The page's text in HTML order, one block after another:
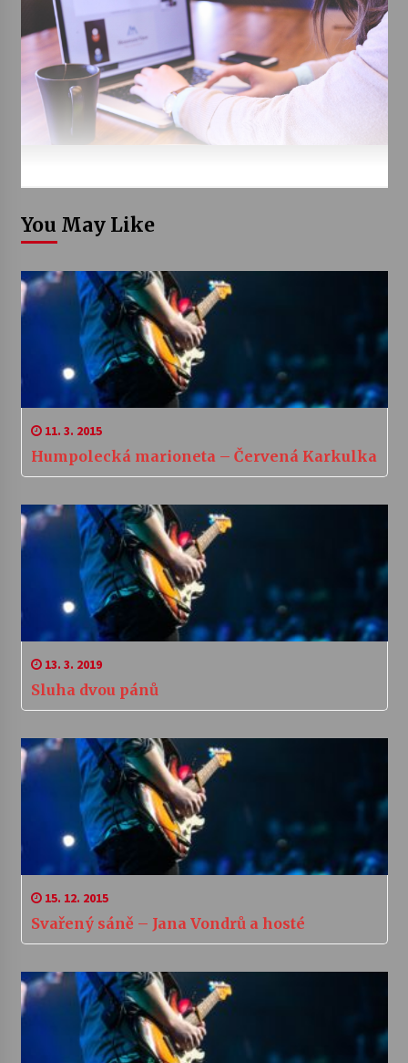
You May Like
11. 3. 2015
Humpolecká marioneta – Červená Karkulka
13. 3. 2019
Sluha dvou pánů
15. 12. 2015
Svařený sáně – Jana Vondrů a hosté